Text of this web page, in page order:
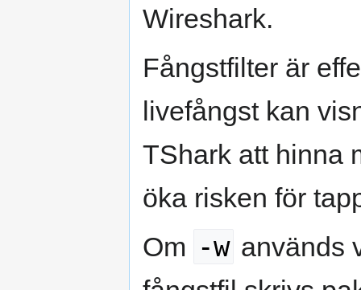
Wireshark.
Fångstfilter är
livefångst kan
TShark att hinna
öka risken för
Om -w används